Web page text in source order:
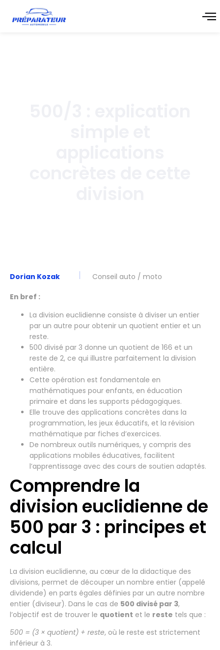
Dorian Kozak Conseil auto / moto
En bref :
La division euclidienne consiste à diviser un entier
par un autre pour obtenir un quotient entier et un
reste.
500 divisé par 3 donne un quotient de 166 et un
reste de 2, ce qui illustre parfaitement la division
entière.
Cette opération est fondamentale en
mathématiques pour enfants, en éducation
primaire et dans les supports pédagogiques.
Elle trouve des applications concrètes dans la
programmation, les jeux éducatifs, et la révision
mathématique par fiches d’exercices.
De nombreux outils numériques, y compris des
applications mobiles éducatives, facilitent
l’apprentissage avec des cours de soutien adaptés.
Comprendre la
division euclidienne de
500 par 3 : principes et
calcul
La division euclidienne, au cœur de la didactique des
divisions, permet de découper un nombre entier (appelé
dividende) en parts égales définies par un autre nombre
entier (diviseur). Dans le cas de 500 divisé par 3,
l’objectif est de trouver le quotient et le reste tels que :
500 = (3 × quotient) + reste, où le reste est strictement
inférieur à 3.